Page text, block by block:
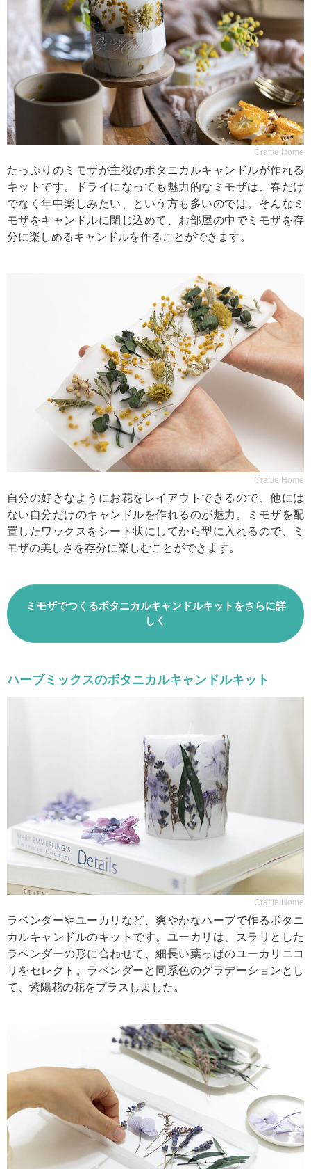
Craftie Home
たっぷりのミモザが主役のボタニカルキャンドルが作れる
キットです。ドライになっても魅力的なミモザは、春だけ
でなく年中楽しみたい、という方も多いのでは。そんなミ
モザをキャンドルに閉じ込めて、お部屋の中でミモザを存
分に楽しめるキャンドルを作ることができます。
Craftie Home
自分の好きなようにお花をレイアウトできるので、他には
ない自分だけのキャンドルを作れるのが魅力。ミモザを配
置したワックスをシート状にしてから型に入れるので、ミ
モザの美しさを存分に楽しむことができます。
ミモザでつくるボタニカルキャンドルキットをさらに詳
しく
ハーブミックスのボタニカルキャンドルキット
Craftie Home
ラベンダーやユーカリなど、爽やかなハーブで作るボタニ
カルキャンドルのキットです。ユーカリは、スラリとした
ラベンダーの形に合わせて、細長い葉っぱのユーカリニコ
リをセレクト。ラベンダーと同系色のグラデーションとし
て、紫陽花の花をプラスしました。